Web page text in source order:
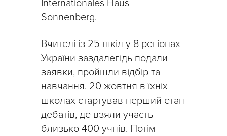
Internationales Haus
Sonnenberg.
Вчителі із 25 шкіл у 8 регіонах
України заздалегідь подали
заявки, пройшли відбір та
навчання. 20 жовтня в їхніх
школах стартував перший етап
дебатів, де взяли участь
близько 400 учнів. Потім